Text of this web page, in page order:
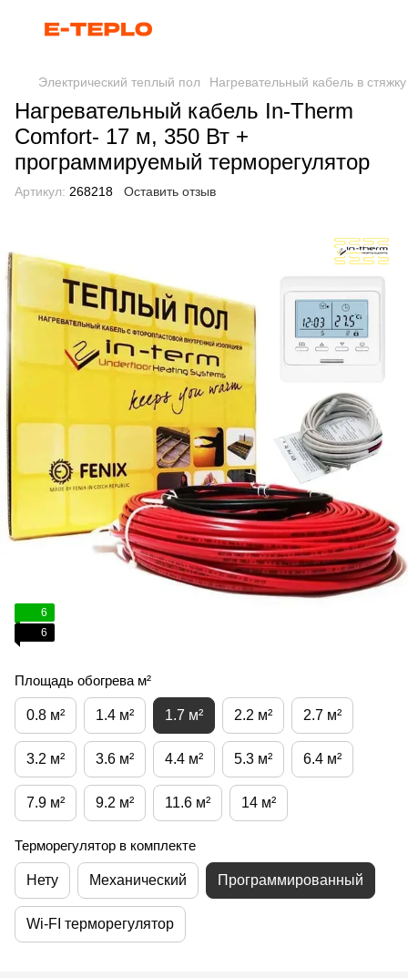
Электрический теплый пол Нагревательный кабель в стяжку
Нагревательный кабель In-Therm
Comfort- 17 м, 350 Вт +
программируемый терморегулятор
Артикул: 268218 Оставить отзыв
6
6
Площадь обогрева м²
0.8 м² 1.4 м² 1.7 м² 2.2 м² 2.7 м²
3.2 м² 3.6 м² 4.4 м² 5.3 м² 6.4 м²
7.9 м² 9.2 м² 11.6 м² 14 м²
Терморегулятор в комплекте
Нету Механический Программированный
Wi-FI терморегулятор